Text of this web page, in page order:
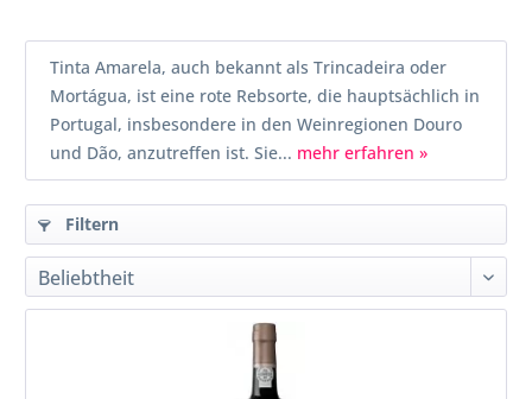
Tinta Amarela, auch bekannt als Trincadeira oder
Mortágua, ist eine rote Rebsorte, die hauptsächlich in
Portugal, insbesondere in den Weinregionen Douro
und Dão, anzutreffen ist. Sie... mehr erfahren »
Filtern